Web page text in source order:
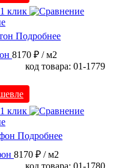
клик
Подробнее
8170 ₽ / м2
код товара: 01-1779
клик
Подробнее
8170 ₽ / м2
код товара: 01-1780